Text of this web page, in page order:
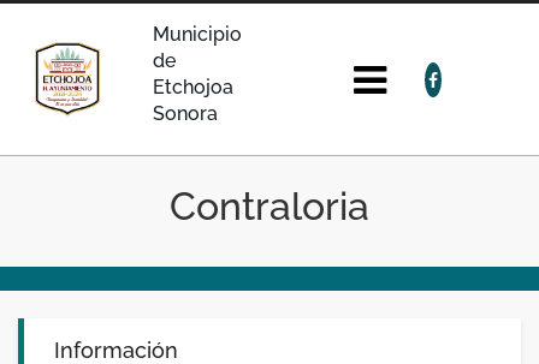
Municipio
de
Etchojoa
Sonora
Contraloria
Información